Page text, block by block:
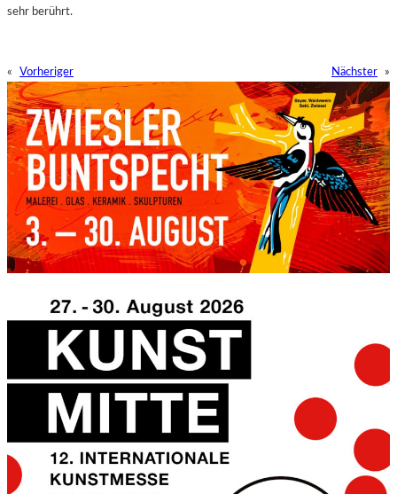
sehr berührt.
« Vorheriger Nächster »